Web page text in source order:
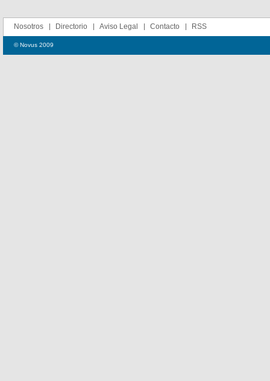
Nosotros Directorio Aviso Legal Contacto RSS
© Novus 2009